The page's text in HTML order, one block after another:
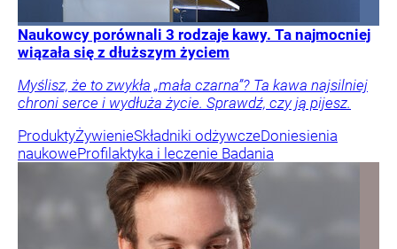
Naukowcy porównali 3 rodzaje kawy. Ta najmocniej
wiązała się z dłuższym życiem
Myślisz, że to zwykła „mała czarna”? Ta kawa najsilniej
chroni serce i wydłuża życie. Sprawdź, czy ją pijesz.
ProduktyŻywienieSkładniki odżywczeDoniesienia
naukoweProfilaktyka i leczenie Badania